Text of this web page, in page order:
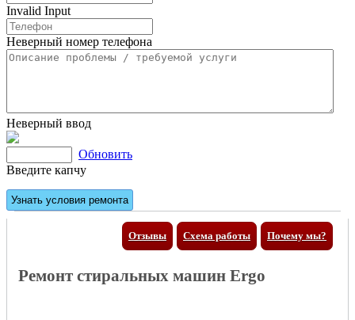
Invalid Input
Неверный номер телефона
Неверный ввод
Обновить
Введите капчу
Отзывы Почему мы?
Схема работы
Ремонт стиральных машин Ergo